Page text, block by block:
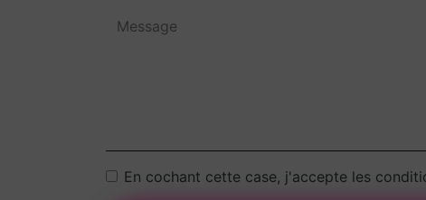
En cochant cette case, j'accepte les